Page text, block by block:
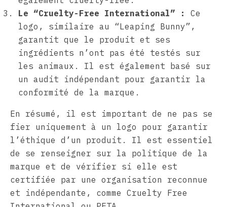
Le “Cruelty-Free International” :
Ce
logo, similaire au “Leaping Bunny”,
garantit que le produit et ses
ingrédients n’ont pas été testés sur
les animaux. Il est également basé sur
un audit indépendant pour garantir la
conformité de la marque.
En résumé, il est important de ne pas se
fier uniquement à un logo pour garantir
l’éthique d’un produit. Il est essentiel
de se renseigner sur la politique de la
marque et de vérifier si elle est
certifiée par une organisation reconnue
et indépendante, comme Cruelty Free